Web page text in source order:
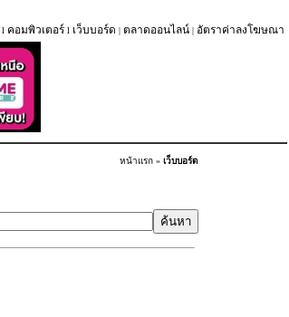
l คอมพิวเตอร์ l เว็บบอร์ด | ตลาดออนไลน์ | อัตราค่าลงโฆษณา
หน้าแรก » เว็บบอร์ด